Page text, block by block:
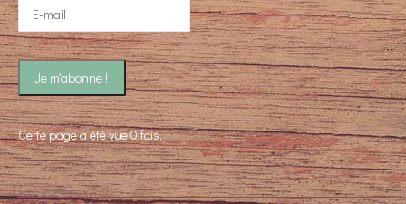
Cette page a été vue 0 fois.